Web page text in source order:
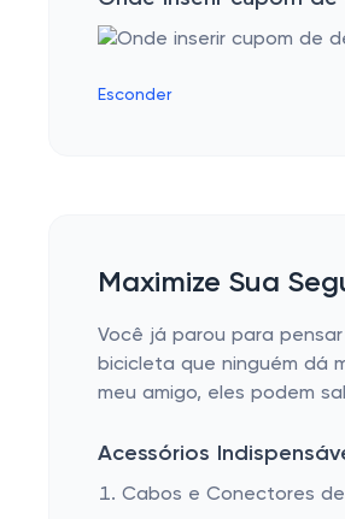
Esconder
Maximize Sua
Você já parou para
bicicleta que ninguém dá
meu amigo, eles podem
Acessórios
Cabos e Conectores